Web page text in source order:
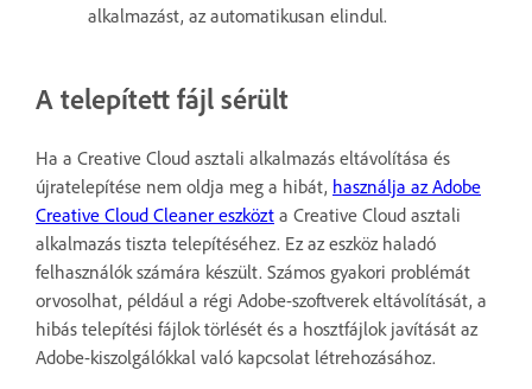
alkalmazást, az automatikusan elindul.
A telepített fájl sérült
Ha a Creative Cloud asztali alkalmazás eltávolítása és
újratelepítése nem oldja meg a hibát, használja az Adobe
Creative Cloud Cleaner eszközt a Creative Cloud asztali
alkalmazás tiszta telepítéséhez. Ez az eszköz haladó
felhasználók számára készült. Számos gyakori problémát
orvosolhat, például a régi Adobe-szoftverek eltávolítását, a
hibás telepítési fájlok törlését és a hosztfájlok javítását az
Adobe-kiszolgálókkal való kapcsolat létrehozásához.